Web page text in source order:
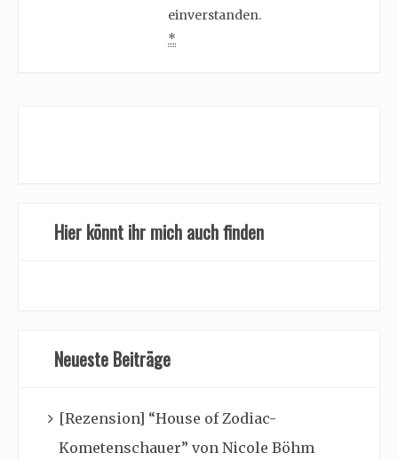
einverstanden.
*
Hier könnt ihr mich auch finden
Neueste Beiträge
[Rezension] “House of Zodiac-
Kometenschauer” von Nicole Böhm